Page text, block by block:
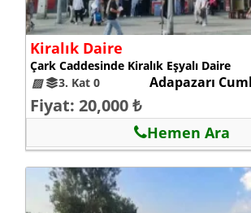
Kiralık Daire
Çark Caddesinde Kiralık Eşyalı Daire
▨
3. Kat 0 Adapazarı
Fiyat: 20,000 ₺
Hemen Ara